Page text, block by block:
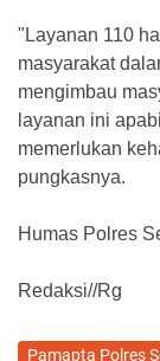
"Layanan 110
masyarakat
mengimbau
layanan ini
memerlukan
pungkasnya.
Humas Polres
Redaksi//Rg
Pamapta Polres